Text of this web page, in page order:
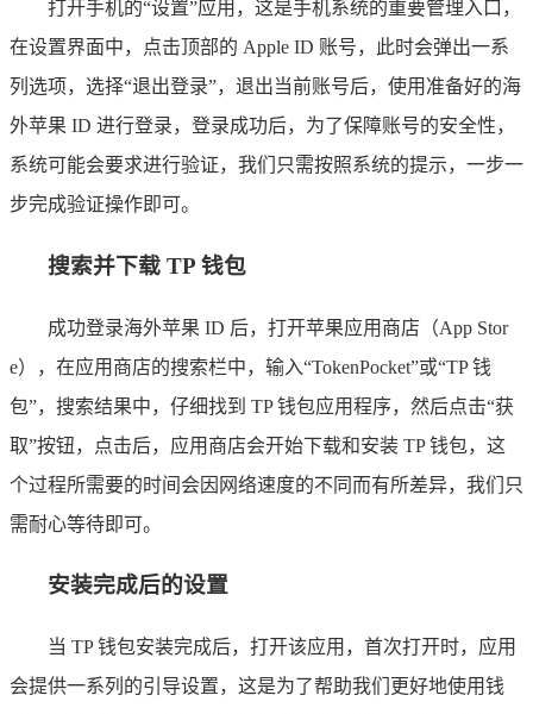
打开手机的“设置”应用，这是手机系统的重要管理入口，
在设置界面中，点击顶部的 Apple ID 账号，此时会弹出一系
列选项，选择“退出登录”，退出当前账号后，使用准备好的海
外苹果 ID 进行登录，登录成功后，为了保障账号的安全性，
系统可能会要求进行验证，我们只需按照系统的提示，一步一
步完成验证操作即可。
搜索并下载 TP 钱包
成功登录海外苹果 ID 后，打开苹果应用商店（App Stor
e），在应用商店的搜索栏中，输入“TokenPocket”或“TP 钱
包”，搜索结果中，仔细找到 TP 钱包应用程序，然后点击“获
取”按钮，点击后，应用商店会开始下载和安装 TP 钱包，这
个过程所需要的时间会因网络速度的不同而有所差异，我们只
需耐心等待即可。
安装完成后的设置
当 TP 钱包安装完成后，打开该应用，首次打开时，应用
会提供一系列的引导设置，这是为了帮助我们更好地使用钱